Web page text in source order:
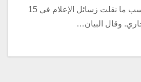
للولايات المتحدة، بحسب ما نقلت زسائل الإعلام في 15
وقال البيان…